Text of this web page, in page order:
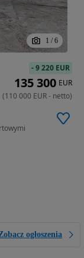
1 / 6
ogłoszenia
-9 220 EUR
135 300 EUR
(110 000 EUR- netto)